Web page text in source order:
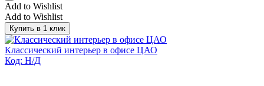
Add to Wishlist
Add to Wishlist
Купить в 1 клик
Классический интерьер в офисе ЦАО
Код: Н/Д